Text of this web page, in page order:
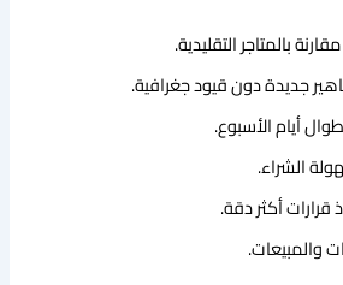
بالمتاجر التقليدية.
جديدة دون قيود جغرافية.
أيام الأسبوع.
الشراء.
قرارات أكثر دقة.
والمبيعات.